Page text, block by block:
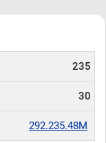
235
30
292.235.48M